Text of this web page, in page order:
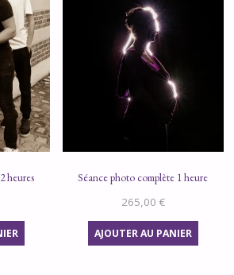
heures
Séance photo complète 1 heure
265,00 €
AJOUTER AU PANIER